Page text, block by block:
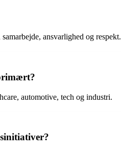
ansvarlighed og respekt.
automotive, tech og industri.